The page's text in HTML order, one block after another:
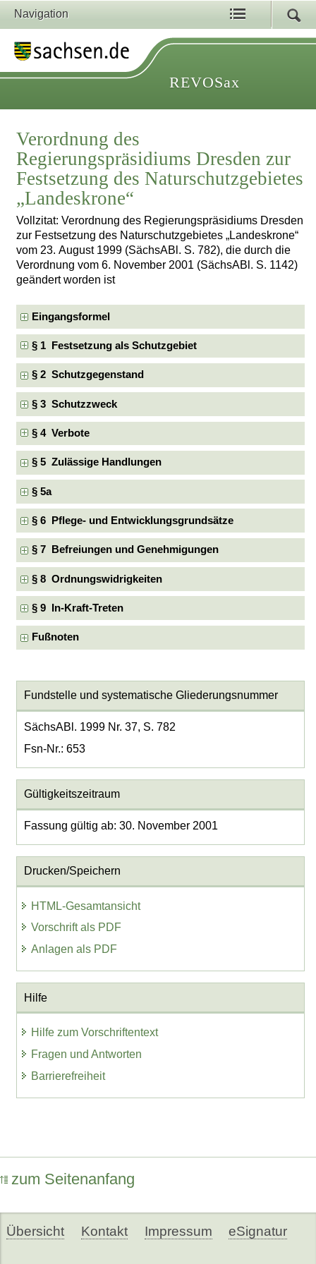
Navigation
REVOSax
Verordnung des
Regierungspräsidiums Dresden zur
Festsetzung des Naturschutzgebietes
„Landeskrone“
Vollzitat: Verordnung des Regierungspräsidiums Dresden
zur Festsetzung des Naturschutzgebietes „Landeskrone“
vom 23. August 1999 (SächsABl. S. 782), die durch die
Verordnung vom 6. November 2001 (SächsABl. S. 1142)
geändert worden ist
Eingangsformel
§ 1 Festsetzung als Schutzgebiet
§ 2 Schutzgegenstand
§ 3 Schutzzweck
§ 4 Verbote
§ 5 Zulässige Handlungen
§ 5a
§ 6 Pflege- und Entwicklungsgrundsätze
§ 7 Befreiungen und Genehmigungen
§ 8 Ordnungswidrigkeiten
§ 9 In-Kraft-Treten
Fußnoten
Fundstelle und systematische Gliederungsnummer
SächsABl. 1999 Nr. 37, S. 782
Fsn-Nr.: 653
Gültigkeitszeitraum
Fassung gültig ab: 30. November 2001
Drucken/Speichern
HTML-Gesamtansicht
Vorschrift als PDF
Anlagen als PDF
Hilfe
Hilfe zum Vorschriftentext
Fragen und Antworten
Barrierefreiheit
zum Seitenanfang
Übersicht Kontakt Impressum eSignatur